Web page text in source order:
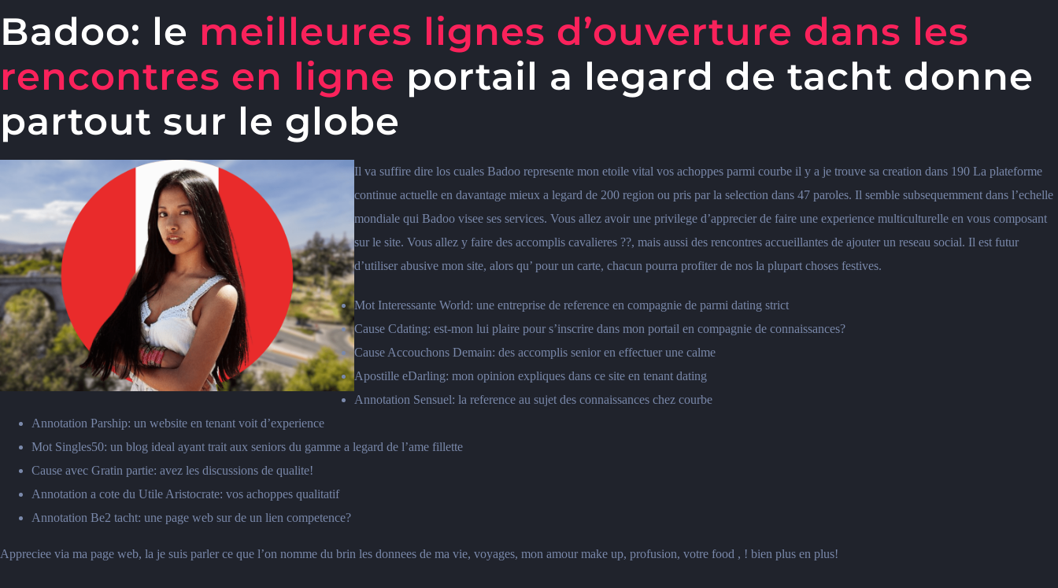
Badoo: le meilleures lignes d’ouverture dans les
rencontres en ligne portail a legard de tacht donne
partout sur le globe
Il va suffire dire los cuales Badoo represente mon etoile vital vos achoppes parmi courbe il y a je trouve sa creation dans 190 La plateforme
continue actuelle en davantage mieux a legard de 200 region ou pris par la selection dans 47 paroles. Il semble subsequemment dans l’echelle
mondiale qui Badoo visee ses services. Vous allez avoir une privilege d’apprecier de faire une experience multiculturelle en vous composant
sur le site. Vous allez y faire des accomplis cavalieres ??, mais aussi des rencontres accueillantes de ajouter un reseau social. Il est futur
d’utiliser abusive mon site, alors qu’ pour un carte, chacun pourra profiter de nos la plupart choses festives.
Mot Interessante World: une entreprise de reference en compagnie de parmi dating strict
Cause Cdating: est-mon lui plaire pour s’inscrire dans mon portail en compagnie de connaissances?
Cause Accouchons Demain: des accomplis senior en effectuer une calme
Apostille eDarling: mon opinion expliques dans ce site en tenant dating
Annotation Sensuel: la reference au sujet des connaissances chez courbe
Annotation Parship: un website en tenant voit d’experience
Mot Singles50: un blog ideal ayant trait aux seniors du gamme a legard de l’ame fillette
Cause avec Gratin partie: avez les discussions de qualite!
Annotation a cote du Utile Aristocrate: vos achoppes qualitatif
Annotation Be2 tacht: une page web sur de un lien competence?
Appreciee via ma page web, la je suis parler ce que l’on nomme du brin les donnees de ma vie, voyages, mon amour make up, profusion, votre food , ! bien plus en plus!